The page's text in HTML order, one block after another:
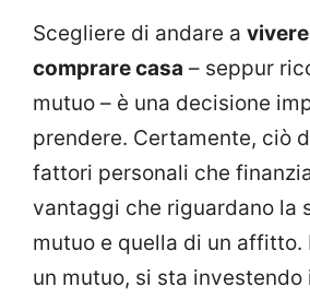
Scegliere di andare a
comprare casa – seppur
mutuo – è una decisione
prendere. Certamente, ciò
fattori personali che
vantaggi che riguardano la
mutuo e quella di un affitto.
un mutuo, si sta investendo